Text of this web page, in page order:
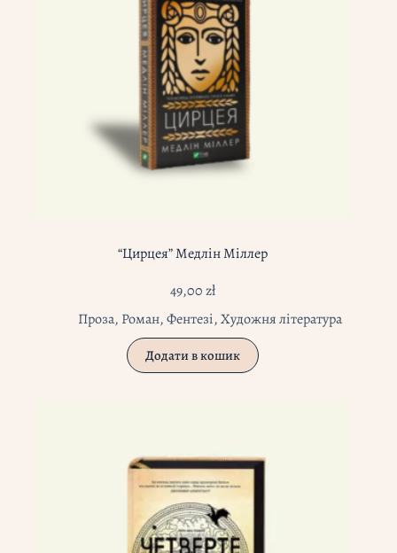
“Цирцея” Медлін Міллер
49,00zł
Проза, Роман,Фентезі,Художня література
Додати в кошик